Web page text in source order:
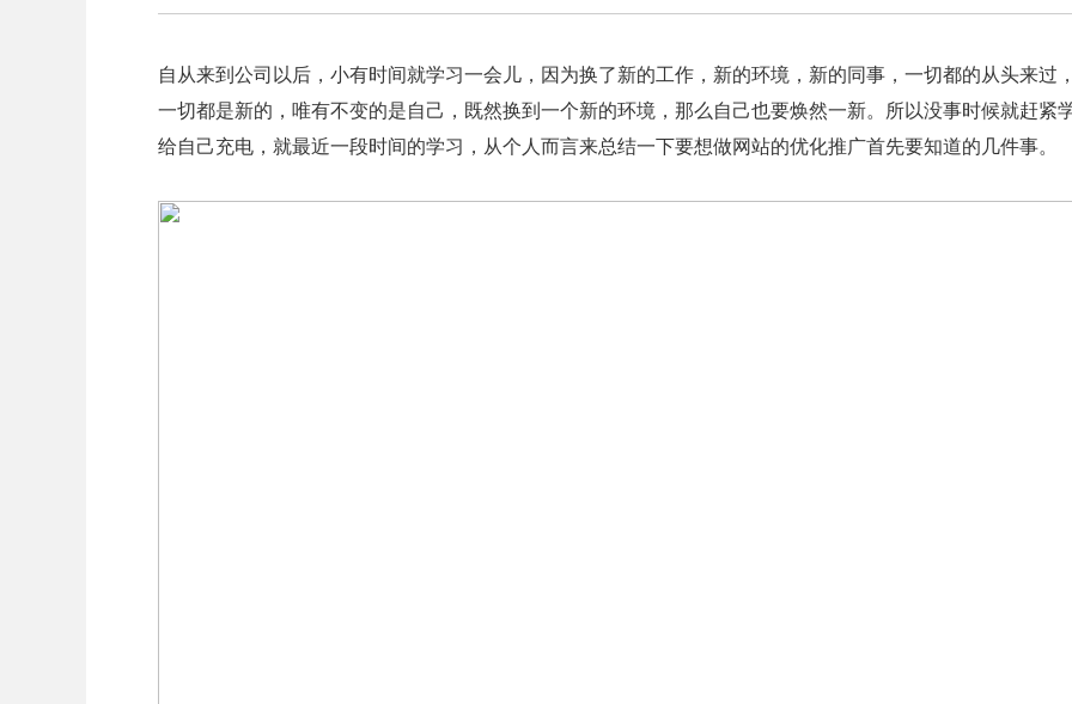
自从来到公司以后，小有时间就学习一会儿，因为换了新的工作，新的环境，新的同事，一切都的从头来过
一切都是新的，唯有不变的是自己，既然换到一个新的环境，那么自己也要焕然一新。所以没事时候就赶紧
给自己充电，就最近一段时间的学习，从个人而言来总结一下要想做网站的优化推广首先要知道的几件事。